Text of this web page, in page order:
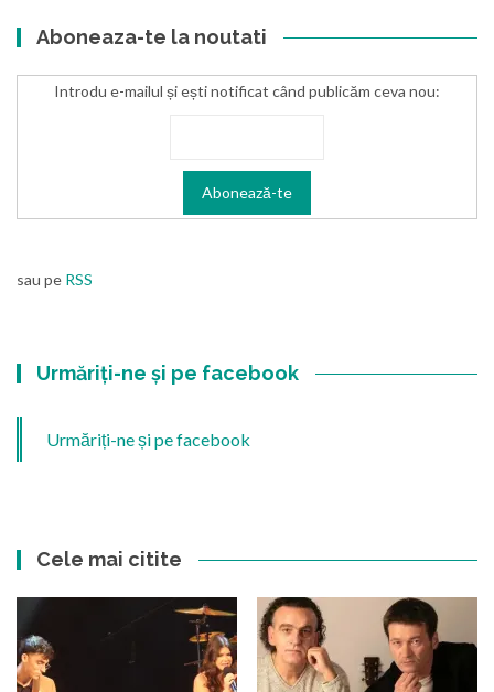
Aboneaza-te la noutati
Introdu e-mailul și ești notificat când publicăm ceva nou:
sau pe RSS
Urmăriți-ne și pe facebook
Urmăriți-ne și pe facebook
Cele mai citite